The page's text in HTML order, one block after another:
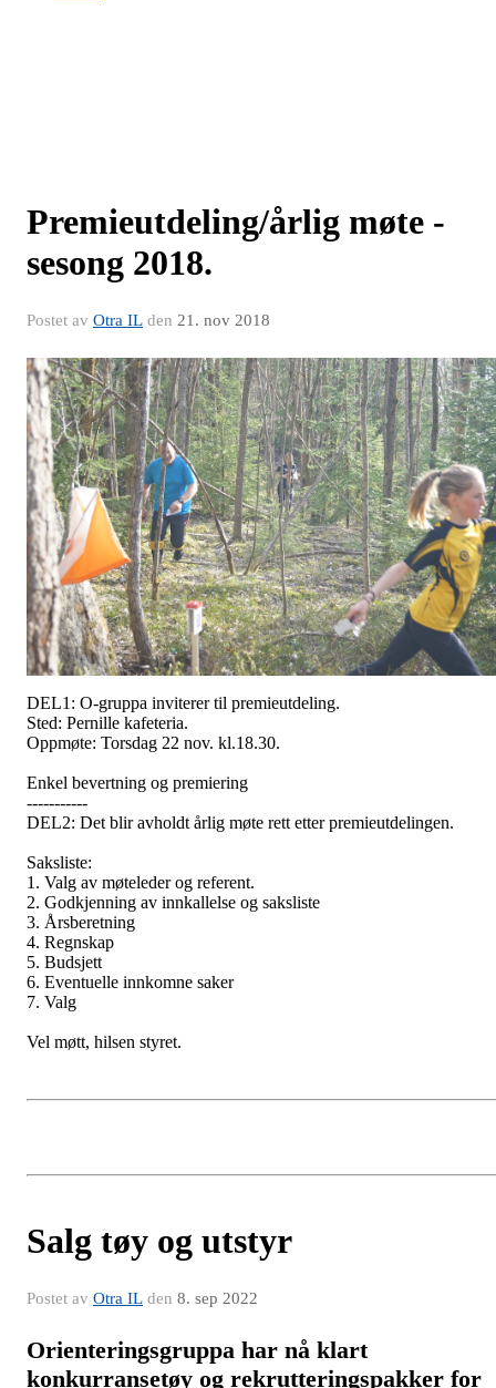
Premieutdeling/årlig møte -
sesong 2018.
Postet av Otra IL den 21. nov 2018
DEL1: O-gruppa inviterer til premieutdeling.
Sted: Pernille kafeteria.
Oppmøte: Torsdag 22 nov. kl.18.30.
Enkel bevertning og premiering
-----------
DEL2: Det blir avholdt årlig møte rett etter premieutdelingen.
Saksliste:
1. Valg av møteleder og referent.
2. Godkjenning av innkallelse og saksliste
3. Årsberetning
4. Regnskap
5. Budsjett
6. Eventuelle innkomne saker
7. Valg
Vel møtt, hilsen styret.
Salg tøy og utstyr
Postet av Otra IL den 8. sep 2022
Orienteringsgruppa har nå klart
konkurransetøy og rekrutteringspakker for